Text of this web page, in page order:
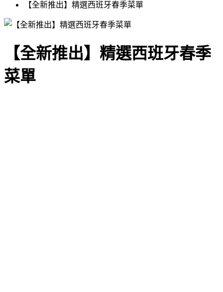
【全新推出】精選西班牙春季菜單
【全新推出】精選西班牙春季
菜單